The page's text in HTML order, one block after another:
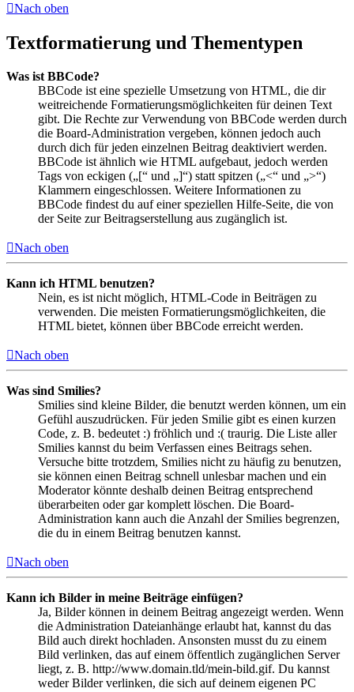
Nach oben
Textformatierung und Thementypen
Was ist BBCode?
BBCode ist eine spezielle Umsetzung von HTML, die dir
weitreichende Formatierungsmöglichkeiten für deinen Text
gibt. Die Rechte zur Verwendung von BBCode werden durch
die Board-Administration vergeben, können jedoch auch
durch dich für jeden einzelnen Beitrag deaktiviert werden.
BBCode ist ähnlich wie HTML aufgebaut, jedoch werden
Tags von eckigen („[“ und „]“) statt spitzen („<“ und „>“)
Klammern eingeschlossen. Weitere Informationen zu
BBCode findest du auf einer speziellen Hilfe-Seite, die von
der Seite zur Beitragserstellung aus zugänglich ist.
Nach oben
Kann ich HTML benutzen?
Nein, es ist nicht möglich, HTML-Code in Beiträgen zu
verwenden. Die meisten Formatierungsmöglichkeiten, die
HTML bietet, können über BBCode erreicht werden.
Nach oben
Was sind Smilies?
Smilies sind kleine Bilder, die benutzt werden können, um ein
Gefühl auszudrücken. Für jeden Smilie gibt es einen kurzen
Code, z. B. bedeutet :) fröhlich und :( traurig. Die Liste aller
Smilies kannst du beim Verfassen eines Beitrags sehen.
Versuche bitte trotzdem, Smilies nicht zu häufig zu benutzen,
sie können einen Beitrag schnell unlesbar machen und ein
Moderator könnte deshalb deinen Beitrag entsprechend
überarbeiten oder gar komplett löschen. Die Board-
Administration kann auch die Anzahl der Smilies begrenzen,
die du in einem Beitrag benutzen kannst.
Nach oben
Kann ich Bilder in meine Beiträge einfügen?
Ja, Bilder können in deinem Beitrag angezeigt werden. Wenn
die Administration Dateianhänge erlaubt hat, kannst du das
Bild auch direkt hochladen. Ansonsten musst du zu einem
Bild verlinken, das auf einem öffentlich zugänglichen Server
liegt, z. B. http://www.domain.tld/mein-bild.gif. Du kannst
weder Bilder verlinken, die sich auf deinem eigenen PC